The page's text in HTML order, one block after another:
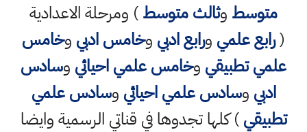
متوسط وثالث متوسط) ومرحلة الاعدادية
(رابع علمي ورابع ادبي وخامس ادبي وخامس
علمي تطبيقي وخامس علمي احيائي وسادس
ادبي وسادس علمي احيائي وسادس علمي
تطبيقي) كلها تجدوها في قناتي الرسمية وايضا